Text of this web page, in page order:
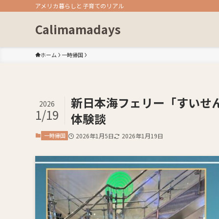
アメリカ暮らしと子育てのリアル
Calimamadays
ホーム 一時帰国
新日本海フェリー「すいせ
体験談
2026
1/19
一時帰国 2026年1月5日 2026年1月19日